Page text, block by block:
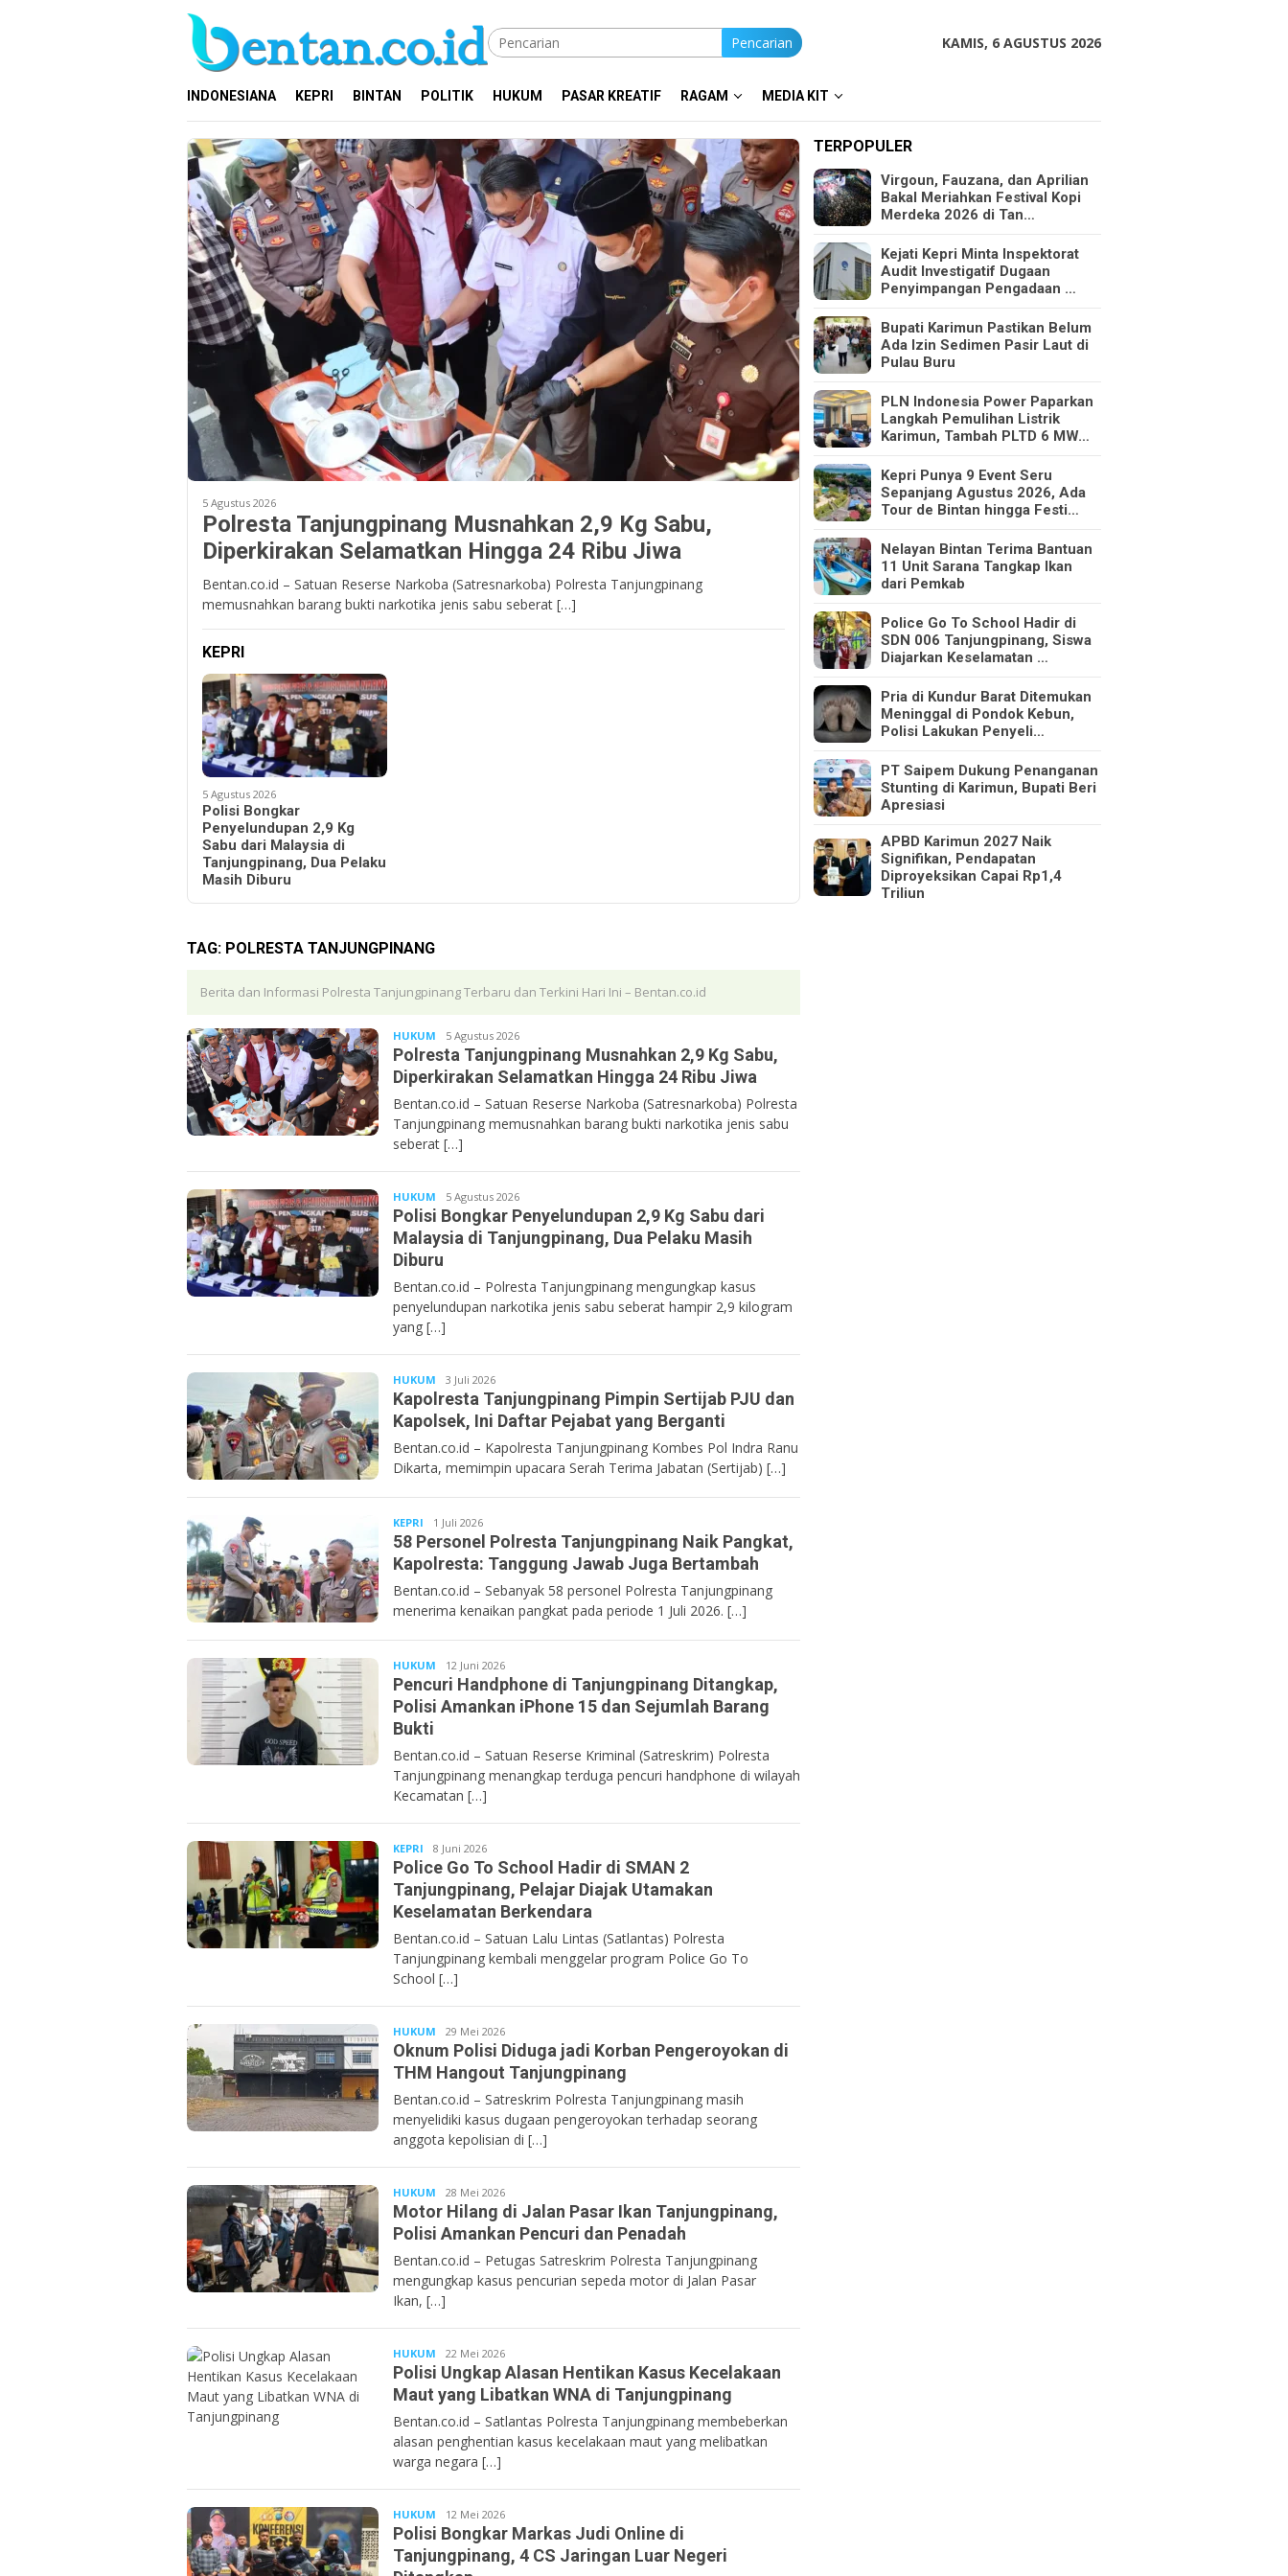
Pencarian KAMIS, 6 AGUSTUS 2026
INDONESIANA KEPRI BINTAN POLITIK HUKUM PASAR KREATIF RAGAM MEDIA KIT
5 Agustus 2026
Polresta Tanjungpinang Musnahkan 2,9 Kg Sabu,
Diperkirakan Selamatkan Hingga 24 Ribu Jiwa
Bentan.co.id – Satuan Reserse Narkoba (Satresnarkoba) Polresta Tanjungpinang
memusnahkan barang bukti narkotika jenis sabu seberat […]
KEPRI
5 Agustus 2026
Polisi Bongkar
Penyelundupan 2,9 Kg
Sabu dari Malaysia di
Tanjungpinang, Dua Pelaku
Masih Diburu
TAG: POLRESTA TANJUNGPINANG
Berita dan Informasi Polresta Tanjungpinang Terbaru dan Terkini Hari Ini – Bentan.co.id
HUKUM Bentancoid
5 Agustus 2026
Polresta Tanjungpinang Musnahkan 2,9 Kg Sabu,
Diperkirakan Selamatkan Hingga 24 Ribu Jiwa
Bentan.co.id – Satuan Reserse Narkoba (Satresnarkoba) Polresta
Tanjungpinang memusnahkan barang bukti narkotika jenis sabu
seberat […]
HUKUM Bentancoid
5 Agustus 2026
Polisi Bongkar Penyelundupan 2,9 Kg Sabu dari
Malaysia di Tanjungpinang, Dua Pelaku Masih
Diburu
Bentan.co.id – Polresta Tanjungpinang mengungkap kasus
penyelundupan narkotika jenis sabu seberat hampir 2,9 kilogram
yang […]
HUKUM Bentancoid
3 Juli 2026
Kapolresta Tanjungpinang Pimpin Sertijab PJU dan
Kapolsek, Ini Daftar Pejabat yang Berganti
Bentan.co.id – Kapolresta Tanjungpinang Kombes Pol Indra Ranu
Dikarta, memimpin upacara Serah Terima Jabatan (Sertijab) […]
KEPRI Bentancoid
1 Juli 2026
58 Personel Polresta Tanjungpinang Naik Pangkat,
Kapolresta: Tanggung Jawab Juga Bertambah
Bentan.co.id – Sebanyak 58 personel Polresta Tanjungpinang
menerima kenaikan pangkat pada periode 1 Juli 2026. […]
HUKUM Bentancoid
12 Juni 2026
Pencuri Handphone di Tanjungpinang Ditangkap,
Polisi Amankan iPhone 15 dan Sejumlah Barang
Bukti
Bentan.co.id – Satuan Reserse Kriminal (Satreskrim) Polresta
Tanjungpinang menangkap terduga pencuri handphone di wilayah
Kecamatan […]
KEPRI Bentancoid
8 Juni 2026
Police Go To School Hadir di SMAN 2
Tanjungpinang, Pelajar Diajak Utamakan
Keselamatan Berkendara
Bentan.co.id – Satuan Lalu Lintas (Satlantas) Polresta
Tanjungpinang kembali menggelar program Police Go To
School […]
HUKUM Bentancoid
29 Mei 2026
Oknum Polisi Diduga jadi Korban Pengeroyokan di
THM Hangout Tanjungpinang
Bentan.co.id – Satreskrim Polresta Tanjungpinang masih
menyelidiki kasus dugaan pengeroyokan terhadap seorang
anggota kepolisian di […]
HUKUM Bentancoid
28 Mei 2026
Motor Hilang di Jalan Pasar Ikan Tanjungpinang,
Polisi Amankan Pencuri dan Penadah
Bentan.co.id – Petugas Satreskrim Polresta Tanjungpinang
mengungkap kasus pencurian sepeda motor di Jalan Pasar
Ikan, […]
HUKUM Bentancoid
22 Mei 2026
Polisi Ungkap Alasan Hentikan Kasus Kecelakaan
Maut yang Libatkan WNA di Tanjungpinang
Bentan.co.id – Satlantas Polresta Tanjungpinang membeberkan
alasan penghentian kasus kecelakaan maut yang melibatkan
warga negara […]
HUKUM Bentancoid
12 Mei 2026
Polisi Bongkar Markas Judi Online di
Tanjungpinang, 4 CS Jaringan Luar Negeri
TERPOPULER
Virgoun, Fauzana, dan Aprilian
Bakal Meriahkan Festival Kopi
Merdeka 2026 di Tan…
Kejati Kepri Minta Inspektorat
Audit Investigatif Dugaan
Penyimpangan Pengadaan …
Bupati Karimun Pastikan Belum
Ada Izin Sedimen Pasir Laut di
Pulau Buru
PLN Indonesia Power Paparkan
Langkah Pemulihan Listrik
Karimun, Tambah PLTD 6 MW…
Kepri Punya 9 Event Seru
Sepanjang Agustus 2026, Ada
Tour de Bintan hingga Festi…
Nelayan Bintan Terima Bantuan
11 Unit Sarana Tangkap Ikan
dari Pemkab
Police Go To School Hadir di
SDN 006 Tanjungpinang, Siswa
Diajarkan Keselamatan …
Pria di Kundur Barat Ditemukan
Meninggal di Pondok Kebun,
Polisi Lakukan Penyeli…
PT Saipem Dukung Penanganan
Stunting di Karimun, Bupati Beri
Apresiasi
APBD Karimun 2027 Naik
Signifikan, Pendapatan
Diproyeksikan Capai Rp1,4
Triliun